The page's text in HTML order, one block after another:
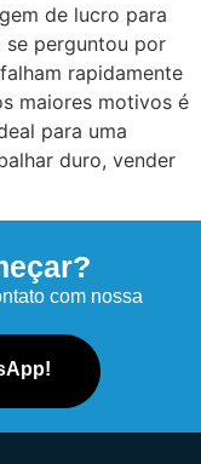
de lucro para
se perguntou por
rapidamente
maiores motivos é
para uma
duro, vender
com nossa